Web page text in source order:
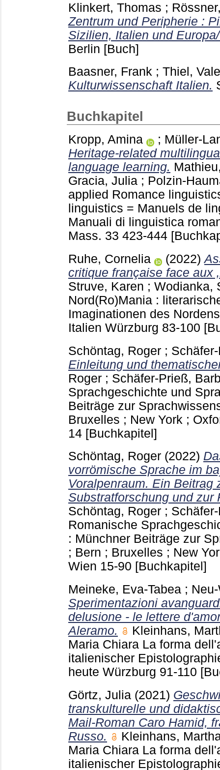
Klinkert, Thomas ;
Zentrum und Peripherie :
Sizilien, Italien und
Berlin [Buch]
Baasner, Frank ; Thiel,
Kulturwissenschaft Italien.
Buchkapitel
Kropp, Amina ; Müller-
Heritage-related
language learning.
Gracia, Julia ; Polzin-
applied Romance
linguistics = Manuels de
Manuali di linguistica
Mass. 33 423-444
Ruhe, Cornelia
(2022)
critique française face aux
Struve, Karen ; Wodianka,
Nord(Ro)Mania :
Imaginationen des
Italien Würzburg 83-100
Schöntag, Roger ;
Einleitung und
Roger ; Schäfer-Prieß,
Sprachgeschichte und
Beiträge zur
Bruxelles ; New York ;
14 [Buchkapitel]
Schöntag, Roger (2022)
vorrömische Sprache im
Voralpenraum. Ein Beitrag
Substratforschung und zur
Schöntag, Roger ;
Romanische
: Münchner Beiträge zur
; Bern ; Bruxelles ; New
Wien 15-90 [Buchkapitel]
Meineke, Eva-Tabea ;
Sperimentazioni
delusione - le lettere
Aleramo.
Kleinhans,
Maria Chiara La forma
italienischer
heute Würzburg 91-110
Görtz, Julia (2021)
transkulturelle und
Mail-Roman Caro Hamid,
Russo.
Kleinhans,
Maria Chiara La forma
italienischer